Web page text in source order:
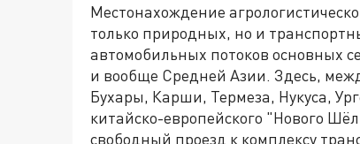
Местонахождение
только природных, но и
автомобильных потоков основных
и вообще Средней Азии. Здесь,
Бухары, Карши, Термеза, Нукуса,
китайско-европейского "Нового
свободный проезд к комплексу